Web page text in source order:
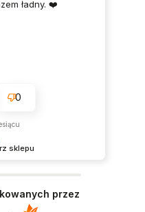
sklepu
torze :) Z
ładny. ❤️
0
przez